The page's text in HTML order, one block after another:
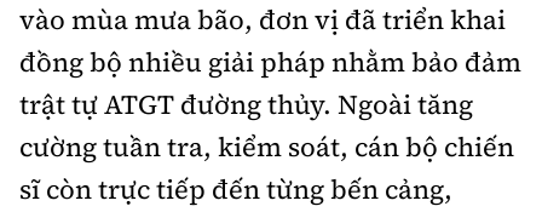
Thông tin tòa
vào mùa mưa bão, đơn vị đã triển khai
đồng bộ nhiều giải pháp nhằm bảo đảm
trật tự ATGT đường thủy. Ngoài tăng
cường tuần tra, kiểm soát, cán bộ chiến
sĩ còn trực tiếp đến từng bến cảng,